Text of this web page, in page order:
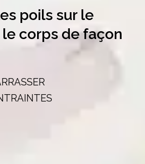
poils sur le
corps de façon